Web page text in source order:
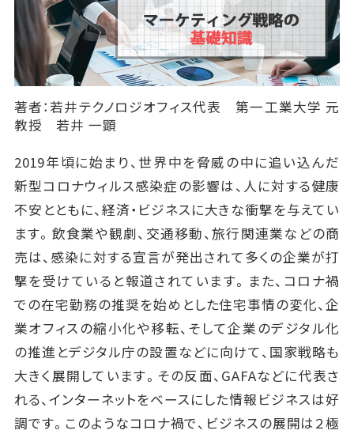
著者：若井テクノロジオフィス代表 第一工業大学 元
教授 若井 一顕
2019年頃に始まり、世界中を脅威の中に追い込んだ
新型コロナウィルス感染症の影響は、人に対する健康
不安とともに、経済・ビジネスに大きな衝撃を与えてい
ます。飲食業や観劇、交通移動、旅行関連業などの商
売は、感染に対する宣言が発出されて多くの企業が打
撃を受けていると報道されています。また、コロナ禍
での在宅勤務の推奨を始めとした住宅事情の変化、企
業オフィスの縮小化や移転、そして企業のデジタル化
の推進とデジタル庁の設置などに向けて、国家戦略も
大きく展開しています。その反面、GAFAなどに代表さ
れる、インターネットをベースにした情報ビジネスは好
調です。このようなコロナ禍で、ビジネスの展開は２極